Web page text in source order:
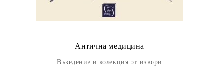
Антична медицина
Въведение и колекция от извори